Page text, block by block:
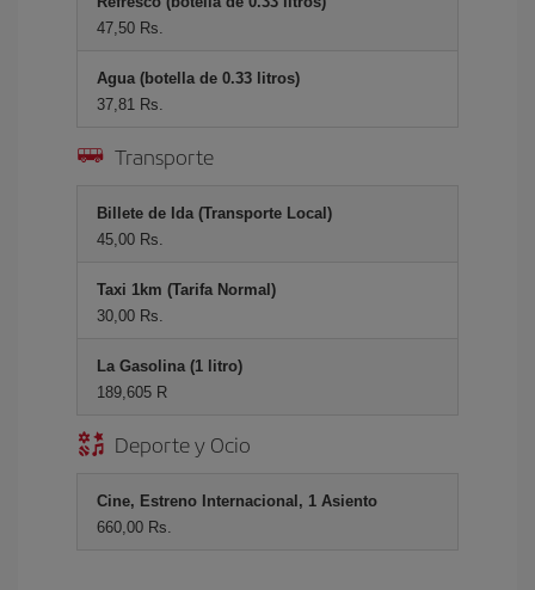
47,50 Rs.
Agua (botella de 0.33 litros)
37,81 Rs.
Transporte
Billete de Ida (Transporte Local)
45,00 Rs.
Taxi 1km (Tarifa Normal)
30,00 Rs.
La Gasolina (1 litro)
189,605 R
Deporte y Ocio
Cine, Estreno Internacional, 1 Asiento
660,00 Rs.